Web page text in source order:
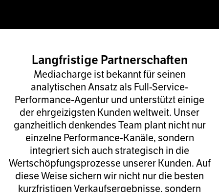
Langfristige Partnerschaften
Mediacharge ist bekannt für seinen
analytischen Ansatz als Full-Service-
Performance-Agentur und unterstützt einige
der ehrgeizigsten Kunden weltweit. Unser
ganzheitlich denkendes Team plant nicht nur
einzelne Performance-Kanäle, sondern
integriert sich auch strategisch in die
Wertschöpfungsprozesse unserer Kunden. Auf
diese Weise sichern wir nicht nur die besten
kurzfristigen Verkaufsergebnisse, sondern